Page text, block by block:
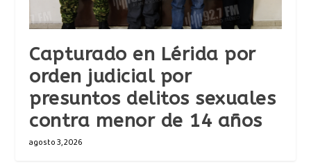
Capturado en Lérida por
orden judicial por
presuntos delitos sexuales
contra menor de 14 años
agosto 3, 2026